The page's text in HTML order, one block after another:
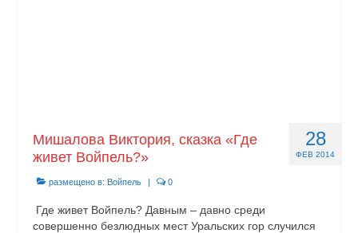
28
ФЕВ 2014
Мишалова Виктория, сказка «Где
живет Войпель?»
размещено в: Войпель | 0
Где живет Войпель? Давным – давно среди
совершенно безлюдных мест Уральских гор случился